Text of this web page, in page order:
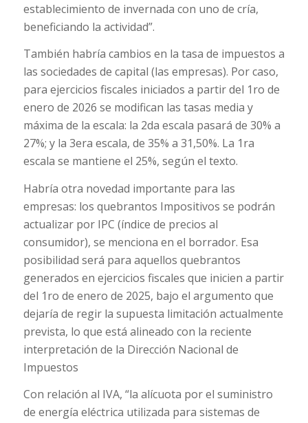
establecimiento de invernada con uno de cría,
beneficiando la actividad”.
También habría cambios en la tasa de impuestos a
las sociedades de capital (las empresas). Por caso,
para ejercicios fiscales iniciados a partir del 1ro de
enero de 2026 se modifican las tasas media y
máxima de la escala: la 2da escala pasará de 30% a
27%; y la 3era escala, de 35% a 31,50%. La 1ra
escala se mantiene el 25%, según el texto.
Habría otra novedad importante para las
empresas: los quebrantos Impositivos se podrán
actualizar por IPC (índice de precios al
consumidor), se menciona en el borrador. Esa
posibilidad será para aquellos quebrantos
generados en ejercicios fiscales que inicien a partir
del 1ro de enero de 2025, bajo el argumento que
dejaría de regir la supuesta limitación actualmente
prevista, lo que está alineado con la reciente
interpretación de la Dirección Nacional de
Impuestos
Con relación al IVA, “la alícuota por el suministro
de energía eléctrica utilizada para sistemas de